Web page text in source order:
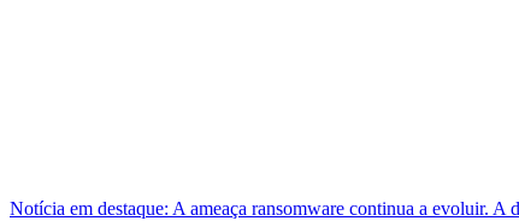
Notícia em destaque: A ameaça ransomware continua a evoluir. A